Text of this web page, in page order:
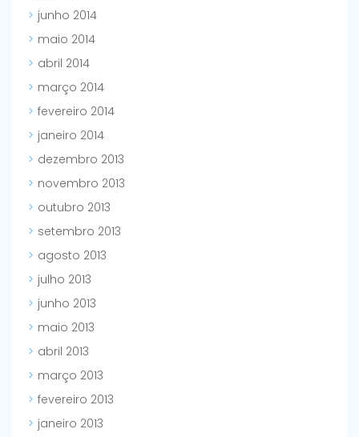
junho 2014
maio 2014
abril 2014
março 2014
fevereiro 2014
janeiro 2014
dezembro 2013
novembro 2013
outubro 2013
setembro 2013
agosto 2013
julho 2013
junho 2013
maio 2013
abril 2013
março 2013
fevereiro 2013
janeiro 2013